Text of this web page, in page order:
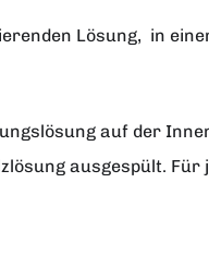
Lösung, in
auf der
ausgespült. Für